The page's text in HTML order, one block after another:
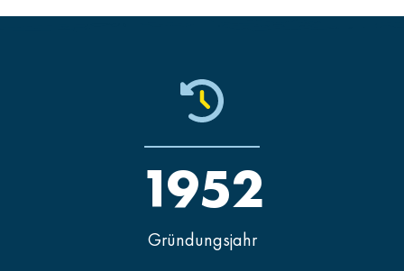
Gründungsjahr
1952